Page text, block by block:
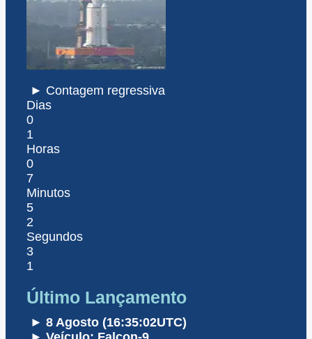
► Contagem regressiva
Dias
0
1
Horas
0
7
Minutos
5
2
Segundos
3
1
Último Lançamento
► 8 Agosto (16:35:02UTC)